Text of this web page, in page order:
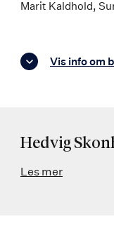
Marit Kaldhold,
Vis info om
Hedvig
Les mer